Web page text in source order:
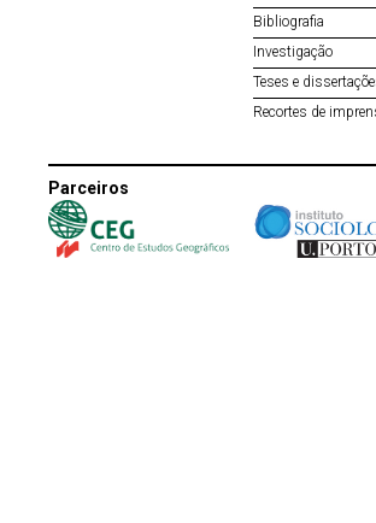
Bibliografia
Investigação
Teses e
Recortes de
Parceiros